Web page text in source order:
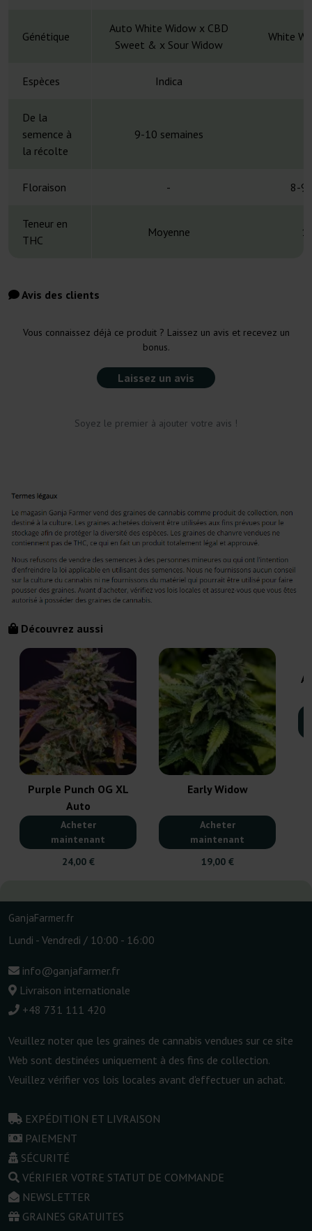
Génétique
Auto White Widow x CBD
Sweet & x Sour Widow
White
Espèces Indica
De la
semence à
la récolte
9-10 semaines
Floraison - 8-9
Teneur en
THC
Moyenne
Avis des clients
Vous connaissez déjà ce produit ? Laissez un avis et recevez un
bonus.
Laissez un avis
Soyez le premier à ajouter votre avis !
Découvrez aussi
Purple Punch OG XL
Auto
Acheter
maintenant
24,00 €
Early Widow
Acheter
maintenant
19,00 €
GanjaFarmer.fr
Lundi - Vendredi / 10:00 - 16:00
info@ganjafarmer.fr
Livraison internationale
+48 731 111 420
Veuillez noter que les graines de cannabis vendues sur ce site
Web sont destinées uniquement à des fins de collection.
Veuillez vérifier vos lois locales avant d'effectuer un achat.
EXPÉDITION ET LIVRAISON
PAIEMENT
SÉCURITÉ
VÉRIFIER VOTRE STATUT DE COMMANDE
NEWSLETTER
GRAINES GRATUITES